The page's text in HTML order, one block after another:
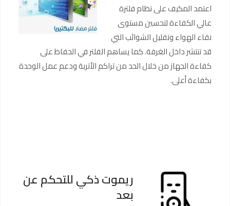
اعتمد المكيف على نظام فلترة
عالي الكفاءة لتحسين مستوى
نقاء الهواء وتقليل الشوائب التي
قد تنتشر داخل الغرفة. كما يساهم الفلتر في الحفاظ على
كفاءة الجهاز من خلال الحد من تراكم الأتربة ودعم عمل الوحدة
بكفاءة أعلى.
ريموت ذكي للتحكم عن
بعد